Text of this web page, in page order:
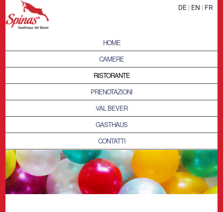
DE | EN | FR
HOME
CAMERE
RISTORANTE
PRENOTAZIONI
VAL BEVER
GASTHAUS
CONTATTI